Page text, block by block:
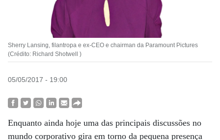
Sherry Lansing, filantropa e ex-CEO e chairman da Paramount Pictures
(Crédito: Richard Shotwell )
05/05/2017 - 19:00
Enquanto ainda hoje uma das principais discussões no
mundo corporativo gira em torno da pequena presença